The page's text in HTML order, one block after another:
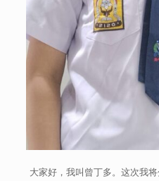
大家好，我叫曾丁多。这次我